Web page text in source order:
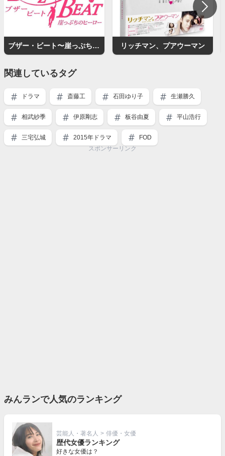
ブザー・ビート〜崖っぷちのヒーロー〜 リッチマン、プアウーマン
関連しているタグ
ドラマ 斎藤工 石田ゆり子 生瀬勝久
相武紗季 伊原剛志 板谷由夏 平山浩行
三宅弘城 2015年ドラマ
FOD
スポンサーリンク
みんランで人気のランキング
芸能人・著名人 > 俳優・女優
歴代女優ランキング
好きな女優は？